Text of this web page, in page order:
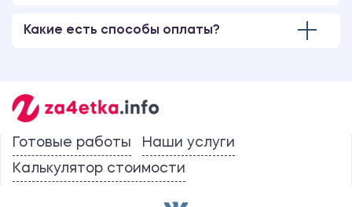
Какие есть способы оплаты?
Готовые работы
Наши услуги
Калькулятор стоимости